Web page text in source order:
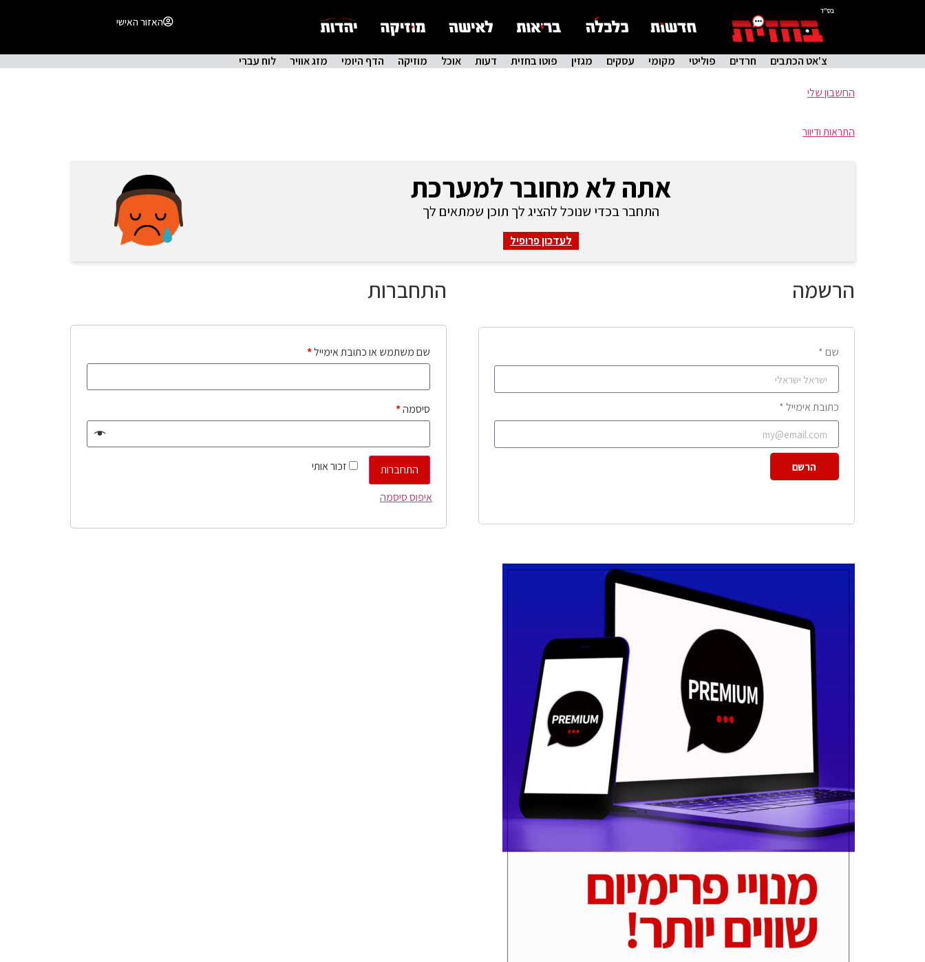
בס"ד
האזור האישי
צ'אט הכתבים חרדים פוליטי מקומי עסקים מגזין פוטו בחזית דעות אוכל מוזיקה הדף היומי מזג אוויר לוח עברי
החשבון שלי
התראות ודיוור
אתה לא מחובר למערכת
התחבר בכדי שנוכל להציג לך תוכן שמתאים לך
לעדכון פרופיל
התחברות
שם משתמש או כתובת אימייל*
סיסמה*
זכור אותי
התחברות
איפוס סיסמה
הרשמה
שם *
כתובת אימייל *
הרשם